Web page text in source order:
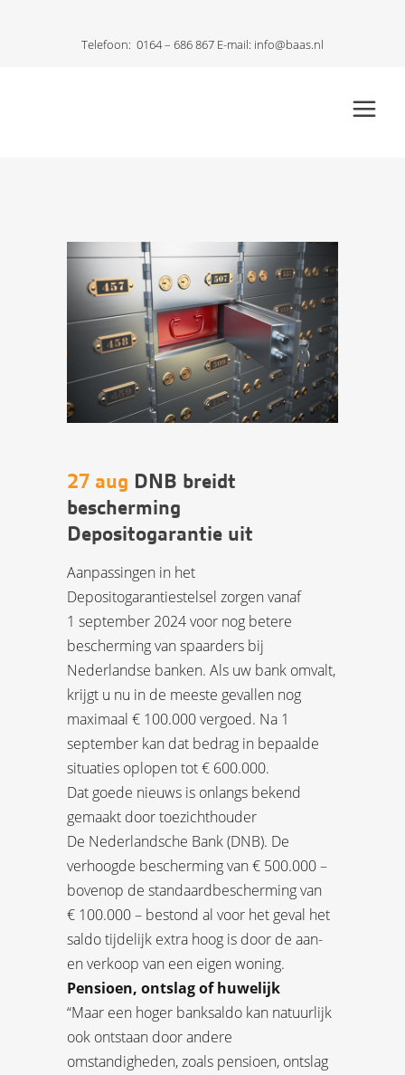
Telefoon: 0164 – 686 867 E-mail: info@baas.nl
27 aug DNB breidt
bescherming
Depositogarantie uit
Aanpassingen in het
Depositogarantiestelsel zorgen vanaf
1 september 2024 voor nog betere
bescherming van spaarders bij
Nederlandse banken. Als uw bank omvalt,
krijgt u nu in de meeste gevallen nog
maximaal € 100.000 vergoed. Na 1
september kan dat bedrag in bepaalde
situaties oplopen tot € 600.000.
Dat goede nieuws is onlangs bekend
gemaakt door toezichthouder
De Nederlandsche Bank (DNB). De
verhoogde bescherming van € 500.000 –
bovenop de standaardbescherming van
€ 100.000 – bestond al voor het geval het
saldo tijdelijk extra hoog is door de aan-
en verkoop van een eigen woning.
Pensioen, ontslag of huwelijk
“Maar een hoger banksaldo kan natuurlijk
ook ontstaan door andere
omstandigheden, zoals pensioen, ontslag